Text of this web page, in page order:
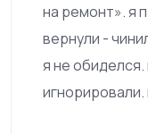
на ремонт». я
вернули -
я не